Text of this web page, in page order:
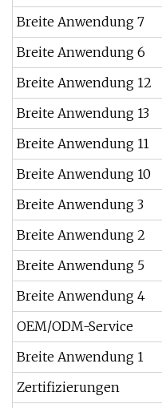
Breite Anwendung 7
Breite Anwendung 6
Breite Anwendung 12
Breite Anwendung 13
Breite Anwendung 11
Breite Anwendung 10
Breite Anwendung 3
Breite Anwendung 2
Breite Anwendung 5
Breite Anwendung 4
OEM/ODM-Service
Breite Anwendung 1
Zertifizierungen